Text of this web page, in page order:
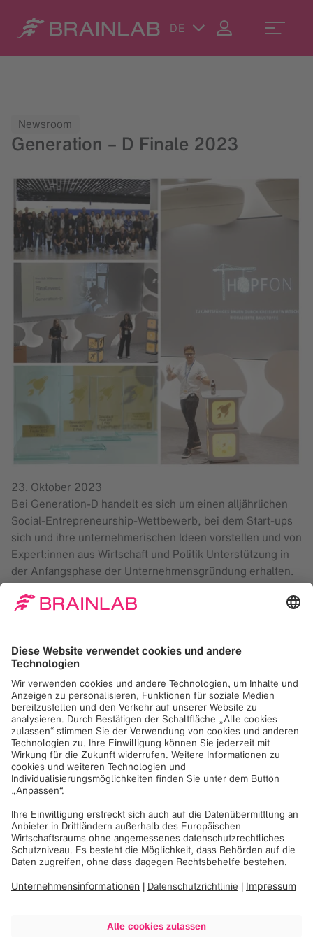
DE
Newsroom
Generation – D Finale 2023
23. Oktober 2023
Bei Generation-D handelt es sich um einen alljährlichen
Social-Entrepreneurship-Wettbewerb, bei dem Start-ups
sich und ihre unternehmerischen Ideen vorstellen und von
Expert:innen aus Wirtschaft und Politik Unterstützung in
der Anfangsphase der Unternehmensgründung erhalten.
Brainlab ist es ein Anliegen, Talente und soziales
Unternehmertum zu fördern, Jungunternehmer:innen eine
Daher ist das Medizintechnikunternehmen bereits zum
zweiten Jahr in Folge Gastgeber des Finalevents. Im
Sommer 2023 hatte bereits der Leaderpitch in der
Firmenzentrale stattgefunden, nach der Beratungsphase
wurden nun die Siegerteams ausgewählt und gekührt.
Der erste Platz ging dieses Jahr an HopfOn (HopfON –
START
), ein Start-up, das sich mit der Entwicklung
von nachhaltigen und umweltfreundlichen Baumaterialien
aus Hopfenabfällen beschäftigt.
Brainlab CEO und Firmengründer Stefan Vilsmeier war
Teil der Jury:
„Als ich Brainlab im Alter von 23 Jahren gründete, trieb
mich vor allem der Wunsch an, etwas zu bewirken und das
Generation an Unternehmer:innen unterstützen darf.“